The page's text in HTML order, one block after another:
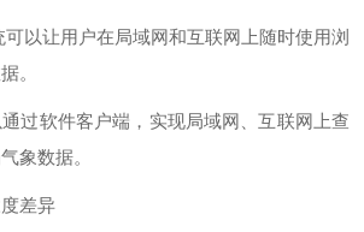
以让用户在局域网和互联网上随时使用浏
。
过软件客户端，实现局域网、互联网上查
象数据。
差异